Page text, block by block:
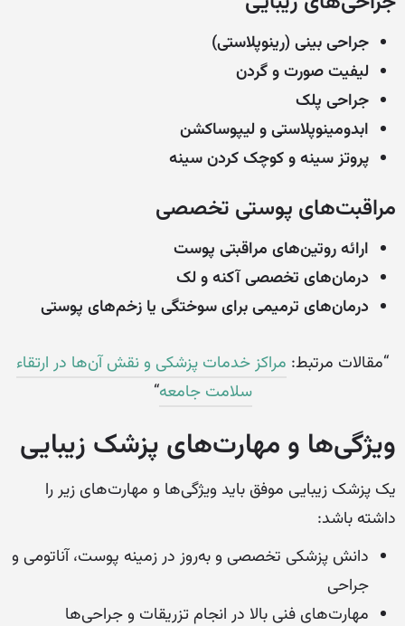
جراحی بینی (رینوپلاستی)
لیفیت صورت و گردن
جراحی پلک
ابدومینوپلاستی و لیپوساکشن
پروتز سینه و کوچک کردن سینه
مراقبت‌های پوستی تخصصی
ارائه روتین‌های مراقبتی پوست
درمان‌های تخصصی آکنه و لک
درمان‌های ترمیمی برای سوختگی یا زخم‌های پوستی
“مقالات مرتبط: مراکز خدمات پزشکی و نقش آن‌ها در ارتقاء
سلامت جامعه“
ویژگی‌ها و مهارت‌های پزشک زیبایی
یک پزشک زیبایی موفق باید ویژگی‌ها و مهارت‌های زیر را
داشته باشد:
دانش پزشکی تخصصی و به‌روز در زمینه پوست، آناتومی و
جراحی
مهارت‌های فنی بالا در انجام تزریقات و جراحی‌ها